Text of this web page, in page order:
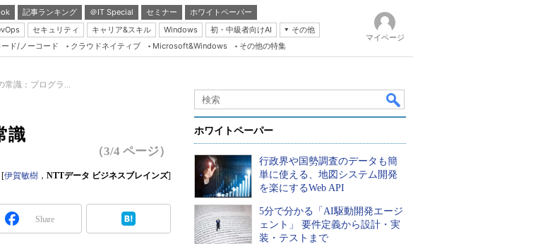
記事ランキング ＠IT Special セミナー
ホワイトペーパー
セキュリティ キャリア&スキル Windows 初・中級者向けAI
その他
Server & Storage
Database Expert
Master of IP Network
Security & Trust
ード/ノーコード クラウドネイティブ Microsoft&Windows その他の特集
マイページ
常識：プログラ...
識
（3/4 ページ）
[伊賀敏樹 ， NTTデータ ビジネスブレインズ]
Share
ホワイトペーパー
行政界や国勢調査のデータも簡
単に使える、地図システム開発
を楽にするWeb API
5分で分かる「AI駆動開発エージ
ェント」 要件定義から設計・実
装・テストまで